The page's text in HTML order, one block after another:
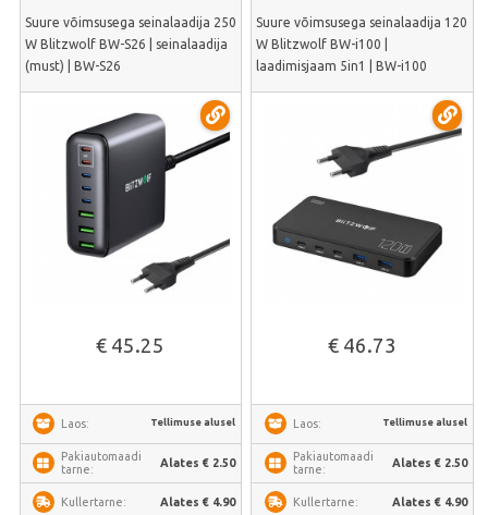
Suure võimsusega seinalaadija 250
W Blitzwolf BW-S26 | seinalaadija
(must) | BW-S26
€ 45.25
Laos: Tellimuse alusel
Pakiautomaadi
tarne:
Alates € 2.50
Kullertarne: Alates € 4.90
Suure võimsusega seinalaadija 120
W Blitzwolf BW-i100 |
laadimisjaam 5in1 | BW-i100
€ 46.73
Laos: Tellimuse alusel
Pakiautomaadi
tarne:
Alates € 2.50
Kullertarne: Alates € 4.90